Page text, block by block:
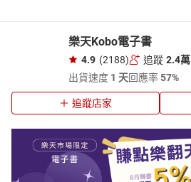
樂天Kobo電子書
4.9 (2188) 追蹤 2.4萬
出貨速度 1 天回應率57%
追蹤店家